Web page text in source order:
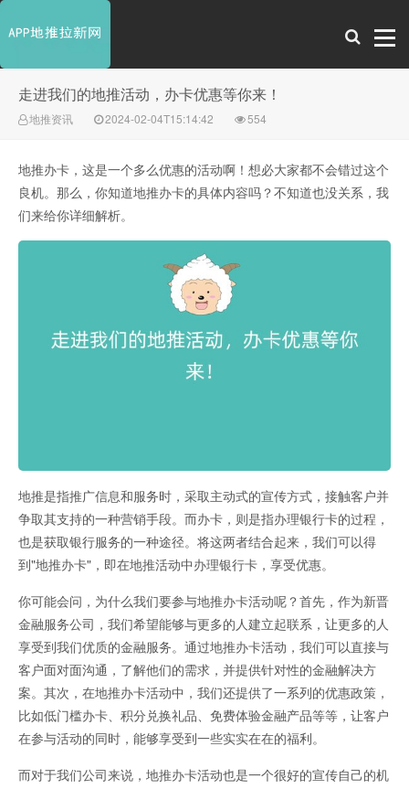
走进我们的地推活动，办卡优惠等你来！
地推资讯 2024-02-04T15:14:42 554
地推办卡，这是一个多么优惠的活动啊！想必大家都不会错过这个
良机。那么，你知道地推办卡的具体内容吗？不知道也没关系，我
们来给你详细解析。
地推是指推广信息和服务时，采取主动式的宣传方式，接触客户并
争取其支持的一种营销手段。而办卡，则是指办理银行卡的过程，
也是获取银行服务的一种途径。将这两者结合起来，我们可以得
到"地推办卡"，即在地推活动中办理银行卡，享受优惠。
你可能会问，为什么我们要参与地推办卡活动呢？首先，作为新晋
金融服务公司，我们希望能够与更多的人建立起联系，让更多的人
享受到我们优质的金融服务。通过地推办卡活动，我们可以直接与
客户面对面沟通，了解他们的需求，并提供针对性的金融解决方
案。其次，在地推办卡活动中，我们还提供了一系列的优惠政策，
比如低门槛办卡、积分兑换礼品、免费体验金融产品等等，让客户
在参与活动的同时，能够享受到一些实实在在的福利。
而对于我们公司来说，地推办卡活动也是一个很好的宣传自己的机